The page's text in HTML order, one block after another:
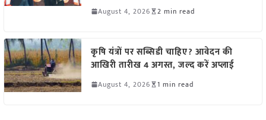
August 4, 2026 2 min read
कृषि यंत्रों पर सब्सिडी चाहिए? आवेदन की
आखिरी तारीख 4 अगस्त, जल्द करें अप्लाई
August 4, 2026 1 min read